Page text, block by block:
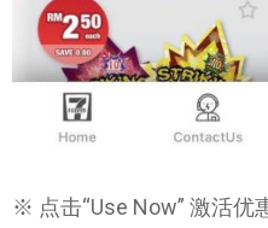
※ 点击“Use Now” 激活优